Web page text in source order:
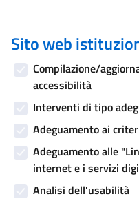
Sito web
Compilazione/
accessibilità
Interventi di tipo
Adeguamento ai
Adeguamento alle
internet e i servizi
Analisi dell'usabilità